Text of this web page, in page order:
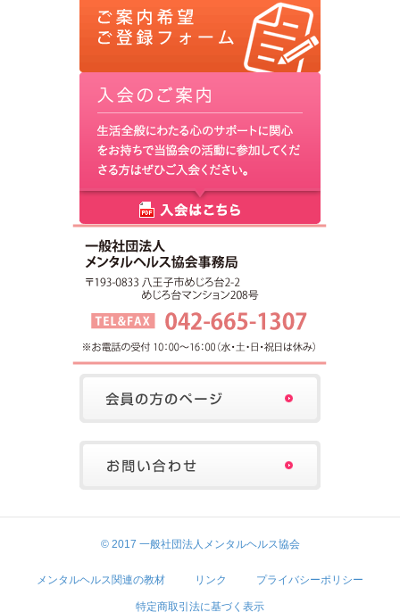
(opens in
© 2017 一般社団法人メンタルヘルス協会
メンタルヘルス関連の教材 リンク プライバシーポリシー
特定商取引法に基づく表示